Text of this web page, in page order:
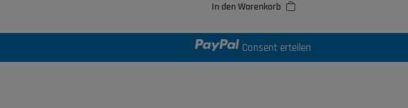
In den Warenkorb
Consent erteilen